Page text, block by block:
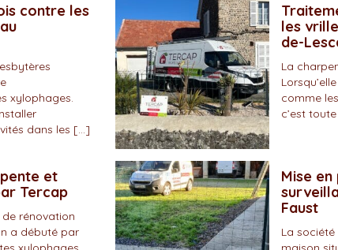
contre les
xylophages.
dans les […]
les
de-
La
comme
c’est
et
Tercap
rénovation
a débuté par
Mise en
Faust
La